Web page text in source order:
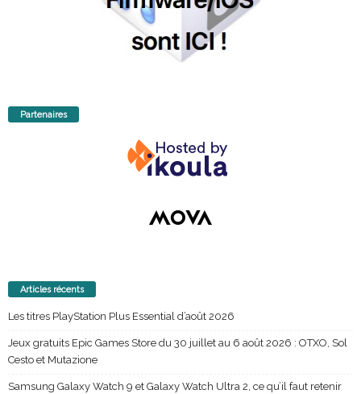
Partenaires
Articles récents
Les titres PlayStation Plus Essential d’août 2026
Jeux gratuits Epic Games Store du 30 juillet au 6 août 2026 : OTXO, Sol
Cesto et Mutazione
Samsung Galaxy Watch 9 et Galaxy Watch Ultra 2, ce qu’il faut retenir